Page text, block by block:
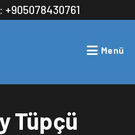
+905078430761
Menü
Tüpçü